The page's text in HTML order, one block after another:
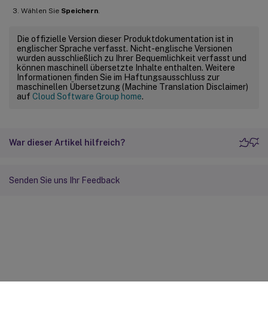
Wählen Sie Speichern.
Die offizielle Version dieser Produktdokumentation ist in
englischer Sprache verfasst. Nicht-englische Versionen
wurden ausschließlich zu Ihrer Bequemlichkeit verfasst und
können maschinell übersetzte Inhalte enthalten. Weitere
Informationen finden Sie im Haftungsausschluss zur
maschinellen Übersetzung (Machine Translation Disclaimer)
auf Cloud Software Group home.
War dieser Artikel hilfreich?
Senden Sie uns Ihr Feedback